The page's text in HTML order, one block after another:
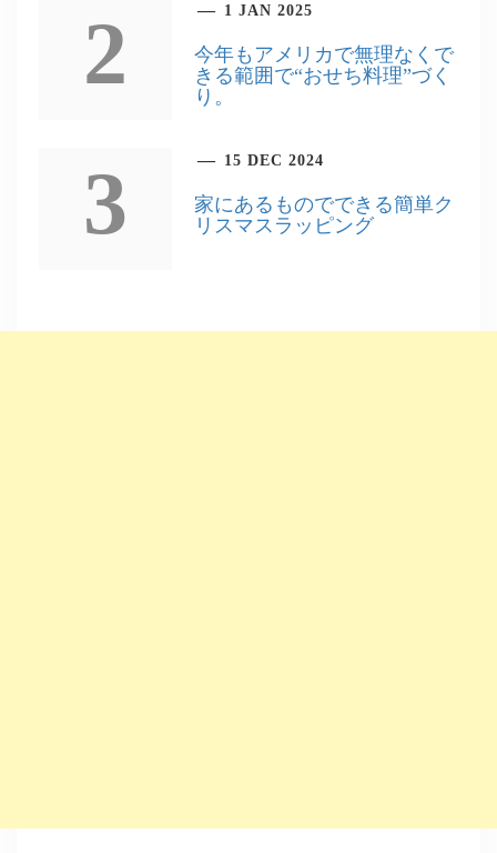
2 1 JAN 2025
今年もアメリカで無理なくで
きる範囲で“おせち料理”づく
り。
3 15 DEC 2024
家にあるものでできる簡単ク
リスマスラッピング